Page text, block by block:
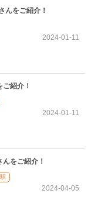
んをご紹介！
2024-01-11
紹介！
2024-01-11
をご紹介！
2024-04-05